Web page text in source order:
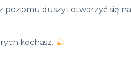
poziomu duszy i otworzyć się na
kochasz.